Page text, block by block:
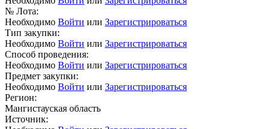
№ Лота:
Необходимо Войти или Зарегистрироваться
Тип закупки:
Необходимо Войти или Зарегистрироваться
Способ проведения:
Необходимо Войти или Зарегистрироваться
Предмет закупки:
Необходимо Войти или Зарегистрироваться
Регион:
Мангистауская область
Источник: